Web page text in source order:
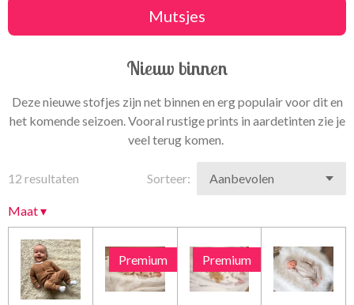
Mutsjes
Nieuw binnen
Deze nieuwe stofjes zijn net binnen en erg populair voor dit en
het komende seizoen. Vooral rustige prints in aardetinten zie je
veel terug komen.
12 resultaten Sorteer:
Maat▾
Premium Premium